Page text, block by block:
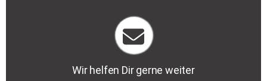
Wir helfen Dir gerne weiter